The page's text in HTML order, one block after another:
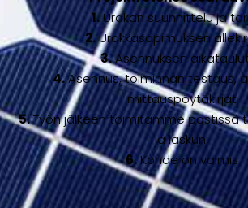
1.Urakan suunnittelu ja
2.Urakkasopimuksen
3.Asennuksen
4.Asennus, toiminnan testaus,
mittauspöytäkirjat
5.Työn jälkeen toimitamme postissa
ja laskun.
6.Kohde on valmis